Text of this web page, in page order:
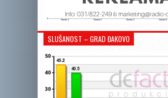
SLUŠANOST – GRAD ĐAKOVO